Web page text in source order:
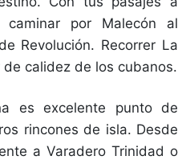
caminar por Malecón al
Revolución. Recorrer La
calidez de los cubanos.
es excelente punto de
rincones de isla. Desde
a Varadero Trinidad o